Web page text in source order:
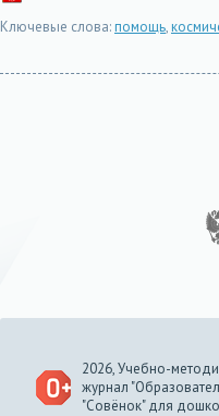
Ключевые слова:помощь,
2026, Учебно-
журнал
"Совёнок" для